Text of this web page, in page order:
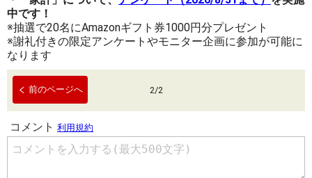
中です！
※抽選で20名にAmazonギフト券1000円分プレゼント
※謝礼付きの限定アンケートやモニター企画に参加が可能に
なります
前のページへ 2/2